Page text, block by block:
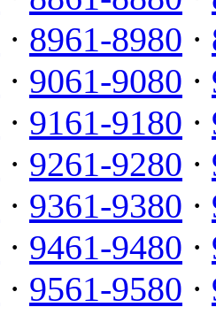
· 8961-8980 ·
· 9061-9080 ·
· 9161-9180 ·
· 9261-9280 ·
· 9361-9380 ·
· 9461-9480 ·
· 9561-9580 ·